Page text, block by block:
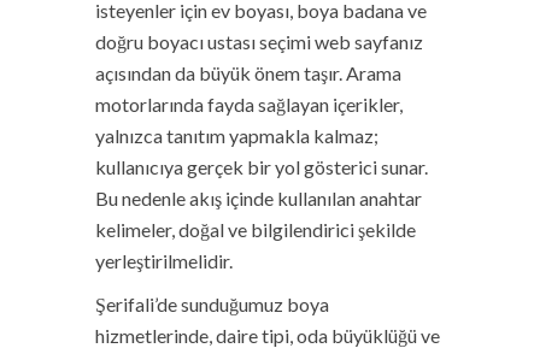
isteyenler için ev boyası, boya badana ve
doğru boyacı ustası seçimi web sayfanız
açısından da büyük önem taşır. Arama
motorlarında fayda sağlayan içerikler,
yalnızca tanıtım yapmakla kalmaz;
kullanıcıya gerçek bir yol gösterici sunar.
Bu nedenle akış içinde kullanılan anahtar
kelimeler, doğal ve bilgilendirici şekilde
yerleştirilmelidir.
Şerifali’de sunduğumuz boya
hizmetlerinde, daire tipi, oda büyüklüğü ve